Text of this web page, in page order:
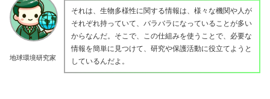
地球環境研究家
それは、生物多様性に関する情報は、様々な機関や人が
それぞれ持っていて、バラバラになっていることが多い
からなんだ。そこで、この仕組みを使うことで、必要な
情報を簡単に見つけて、研究や保護活動に役立てようと
しているんだよ。